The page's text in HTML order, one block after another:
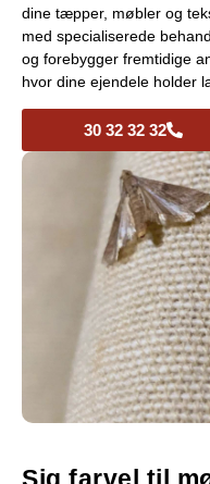
dine tæpper, møbler og
med specialiserede
og forebygger fremtidige
hvor dine ejendele holder
30 32 32 32